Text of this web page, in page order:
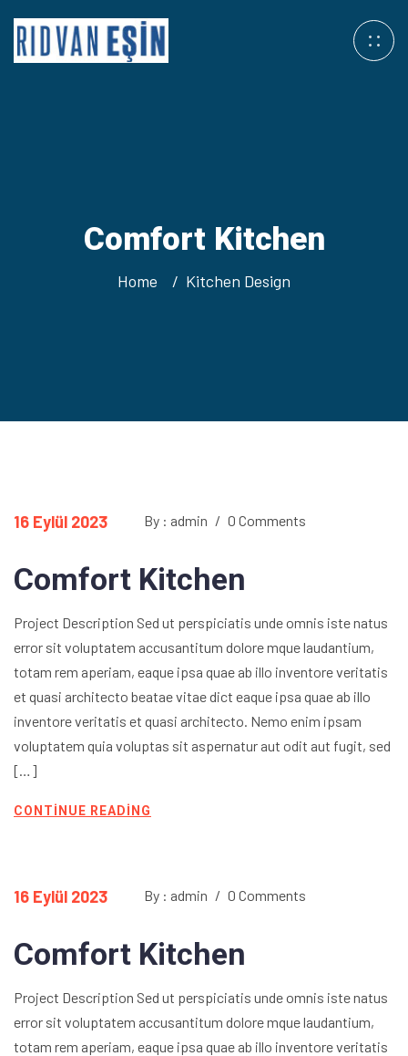
Comfort Kitchen
Home Kitchen Design
16 Eylül 2023 By : admin / 0 Comments
Comfort Kitchen
Project Description Sed ut perspiciatis unde omnis iste natus
error sit voluptatem accusantitum dolore mque laudantium,
totam rem aperiam, eaque ipsa quae ab illo inventore veritatis
et quasi architecto beatae vitae dict eaque ipsa quae ab illo
inventore veritatis et quasi architecto. Nemo enim ipsam
voluptatem quia voluptas sit aspernatur aut odit aut fugit, sed
[…]
CONTINUE READING
16 Eylül 2023 By : admin / 0 Comments
Comfort Kitchen
Project Description Sed ut perspiciatis unde omnis iste natus
error sit voluptatem accusantitum dolore mque laudantium,
totam rem aperiam, eaque ipsa quae ab illo inventore veritatis